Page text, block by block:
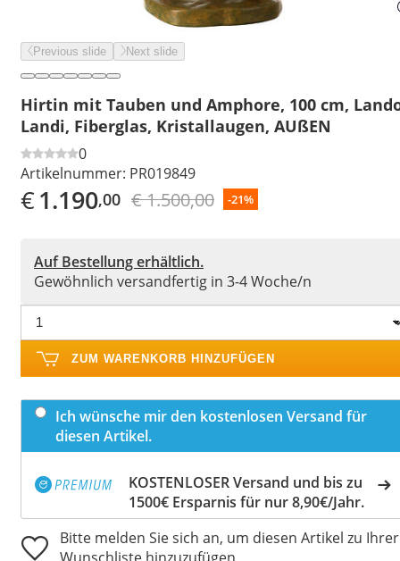
Previous slide Next slide
Hirtin mit Tauben und Amphore, 100 cm,
Landi, Fiberglas, Kristallaugen, AUßEN
0
Artikelnummer: PR019849
€1.190,00 € 1.500,00 -21%
Auf Bestellung erhältlich.
Gewöhnlich versandfertig in 3-4 Woche/n
ZUM WARENKORB HINZUFÜGEN
Ich wünsche mir den kostenlosen Versand für
diesen Artikel.
KOSTENLOSER Versand und bis zu
1500€ Ersparnis für nur 8,90€/Jahr.
Bitte melden Sie sich an, um diesen Artikel zu Ihrer